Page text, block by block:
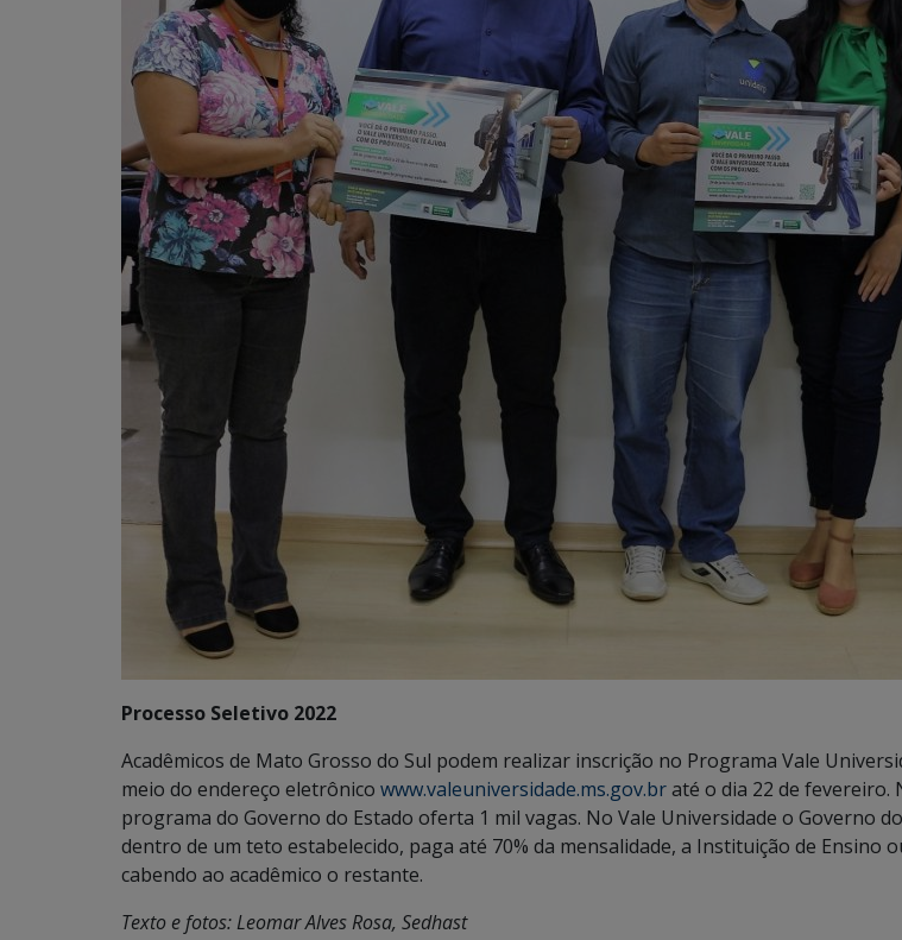
Processo Seletivo 2022
Acadêmicos de Mato Grosso do Sul podem realizar inscrição no Programa Vale
meio do endereço eletrônico www.valeuniversidade.ms.gov.braté o dia 22 de fevereiro.
programa do Governo do Estado oferta 1 mil vagas. No Vale Universidade o Governo
dentro de um teto estabelecido, paga até 70% da mensalidade, a Instituição de Ensino
cabendo ao acadêmico o restante.
Texto e fotos: Leomar Alves Rosa, Sedhast